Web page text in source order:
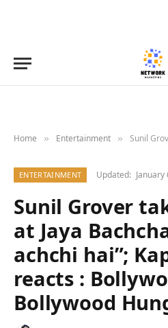
Home » Entertainment » Sunil Grover takes a sly dig
ENTERTAINMENT Updated: January
Sunil Grover
at Jaya
achchi hai”;
reacts :
Bollywood